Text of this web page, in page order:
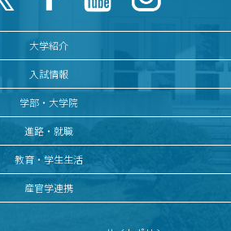
大学紹介
入試情報
学部・大学院
進路・就職
教育・学生生活
産官学連携